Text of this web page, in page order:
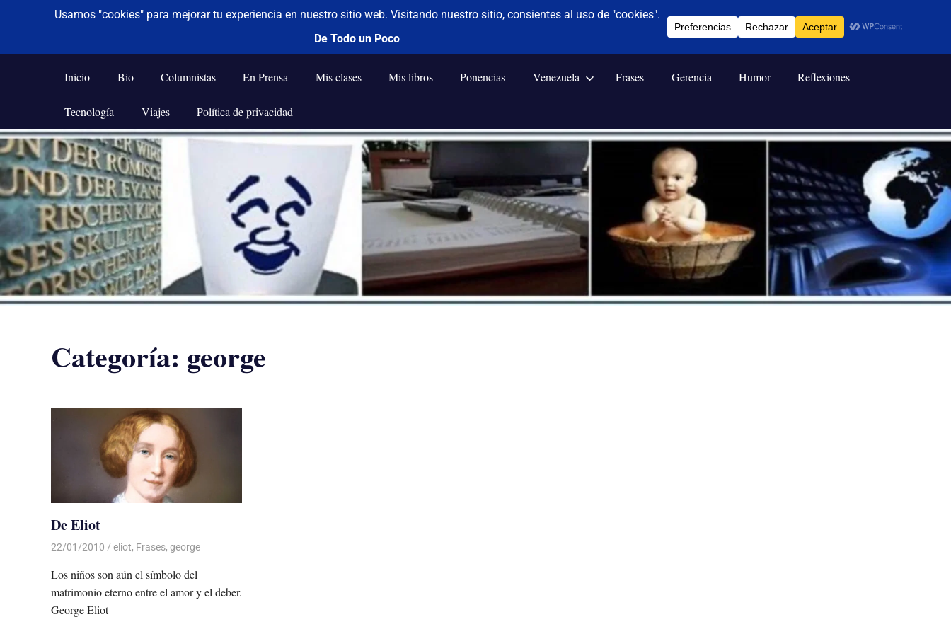
Saltar
al
contenido
De todo un poco
Frases,
Humor,
Tecnología
y
Viajes
Inicio Bio Columnistas En Prensa Mis clases Mis libros Ponencias Venezuela Frases Gerencia Humor Reflexiones
Tecnología Viajes Política de privacidad
Categoría: george
De Eliot
22/01/2010 Luis Castellanos
eliot, Frases, george
Los niños son aún el símbolo del
matrimonio eterno entre el amor y el deber.
George Eliot